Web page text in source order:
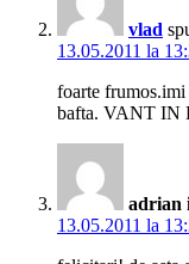
vlad
13.05.2011 la
foarte
bafta. VANT IN
adrian
13.05.2011 la